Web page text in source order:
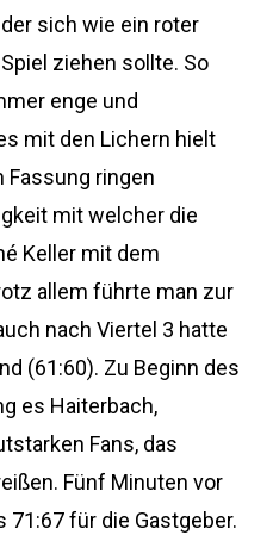
sich wie ein roter
ziehen sollte. So
enge und
mit den Lichern hielt
ringen
mit welcher die
Keller mit dem
allem führte man zur
nach Viertel 3 hatte
(61:60). Zu Beginn des
es Haiterbach,
Fans, das
Fünf Minuten vor
71:67 für die Gastgeber.